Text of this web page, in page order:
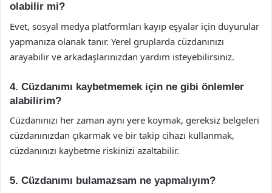
olabilir mi?
Evet, sosyal medya platformları kayıp eşyalar için duyurular
yapmanıza olanak tanır. Yerel gruplarda cüzdanınızı
arayabilir ve arkadaşlarınızdan yardım isteyebilirsiniz.
4. Cüzdanımı kaybetmemek için ne gibi önlemler
alabilirim?
Cüzdanınızı her zaman aynı yere koymak, gereksiz belgeleri
cüzdanınızdan çıkarmak ve bir takip cihazı kullanmak,
cüzdanınızı kaybetme riskinizi azaltabilir.
5. Cüzdanımı bulamazsam ne yapmalıyım?